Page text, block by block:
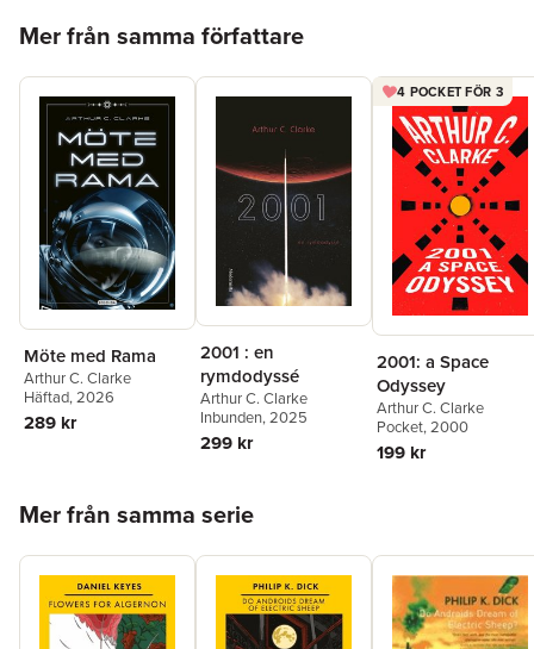
Mer från samma författare
Möte med Rama
Arthur C. Clarke
Häftad, 2026
289 kr
2001 : en
rymdodyssé
Arthur C. Clarke
Inbunden, 2025
299 kr
4 POCKET FÖR 3
2001: a Space
Odyssey
Arthur C. Clarke
Pocket, 2000
199 kr
Mer från samma serie